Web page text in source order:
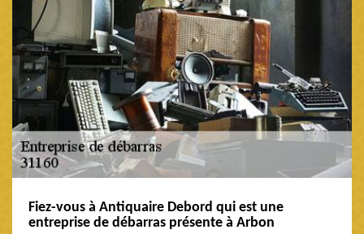
Fiez-vous à Antiquaire Debord qui est une
entreprise de débarras présente à Arbon